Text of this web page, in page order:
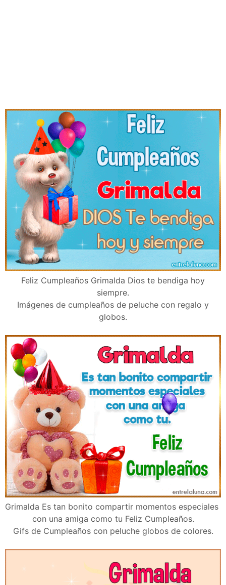
Feliz Cumpleaños Grimalda Dios te bendiga hoy
siempre.
Imágenes de cumpleaños de peluche con regalo y
globos.
Grimalda Es tan bonito compartir momentos especiales
con una amiga como tu Feliz Cumpleaños.
Gifs de Cumpleaños con peluche globos de colores.